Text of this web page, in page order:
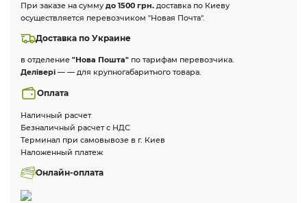
При заказе на сумму до 1500 грн. доставка по Киеву
осуществляется перевозчиком "Новая Почта".
Доставка по Украине
в отделение "Нова Пошта" по тарифам перевозчика.
Делівері — — для крупногабаритного товара.
Оплата
Наличный расчет
Безналичный расчет с НДС
Терминал при самовывозе в г. Киев
Наложенный платеж
Онлайн-оплата